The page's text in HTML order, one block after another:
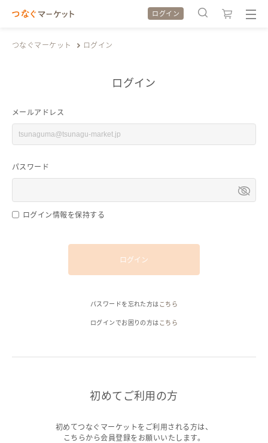
カテゴリから探す
特集から探す
全ての作品をみる
カテゴリから探す
特集から探す
全ての作品をみる
ログイン
つなぐマーケット ログイン
ログイン
メールアドレス
パスワード
ログイン情報を保持する
ログイン
パスワードを忘れた方は こちら
ログインでお困りの方は こちら
初めてご利用の方
初めてつなぐマーケットをご利用される方は、
こちらから会員登録をお願いいたします。